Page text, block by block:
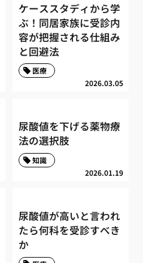
ケーススタディから学
ぶ！同居家族に受診内
容が把握される仕組み
と回避法
2026.03.05
医療
尿酸値を下げる薬物療
法の選択肢
2026.01.19
知識
尿酸値が高いと言われ
たら何科を受診すべき
か